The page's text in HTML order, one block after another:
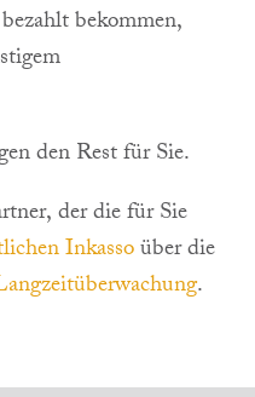
bekommen,
den Rest für Sie.
der die für Sie
Inkassoüber die
.